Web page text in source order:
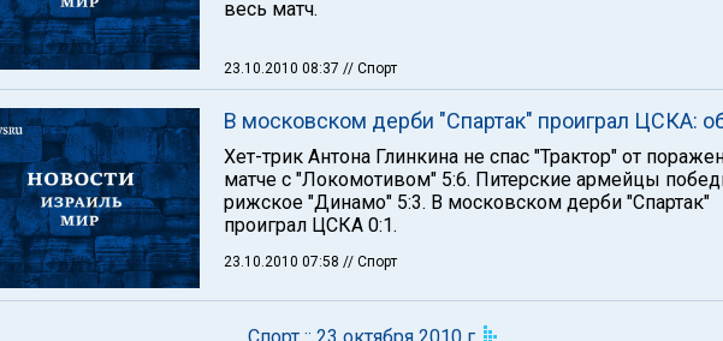
весь матч.
23.10.2010 08:37 // Спорт
В московском дерби "Спартак" проиграл ЦСКА:
Хет-трик Антона Глинкина не спас "Трактор" от
матче с "Локомотивом" 5:6. Питерские армейцы
рижское "Динамо" 5:3. В московском дерби "Спартак"
проиграл ЦСКА 0:1.
23.10.2010 07:58 // Спорт